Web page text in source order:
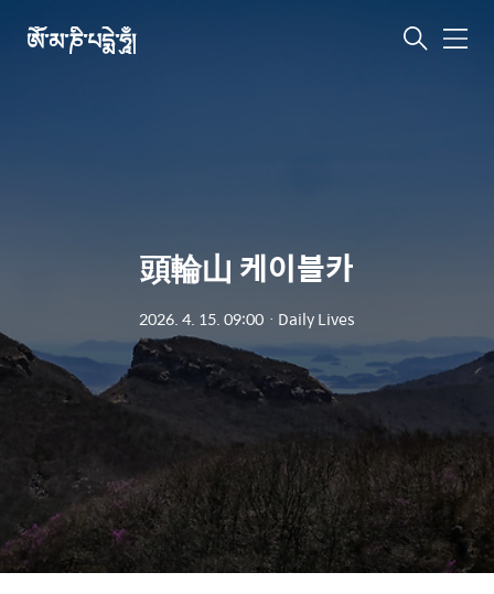
ཨོཾ་མ་ཎི་པདྨེ་ཧཱུྃ། 메
頭輪山 케이블카
2026. 4. 15. 09:00 ㆍ Daily Lives